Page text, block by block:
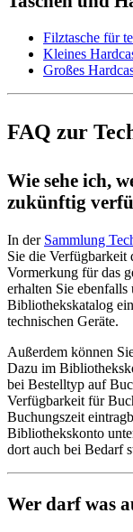
Filztasche für
Kleines
Großes
FAQ zur
Wie sehe ich,
zukünftig
In der Sammlung
Sie die Verfügbarkeit
Vormerkung für das
erhalten Sie
Bibliothekskatalog
technischen Geräte.
Außerdem können
Dazu im
bei Bestelltyp auf
Verfügbarkeit für
Buchungszeit
Bibliothekskonto
dort auch bei Bedarf
Wer darf was